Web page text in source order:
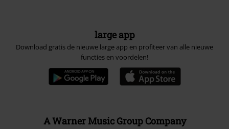
large app
Download gratis de nieuwe large app en profiteer van alle nieuwe
functies en voordelen!
A Warner Music Group Company